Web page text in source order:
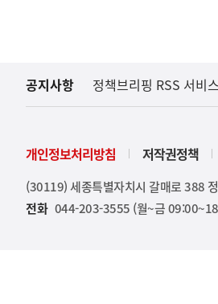
공지사항 정책브리핑 RSS 서비
개인정보처리방침 저작권정책
(30119) 세종특별자치시 갈매로 388
전화 044-203-3555 (월~금